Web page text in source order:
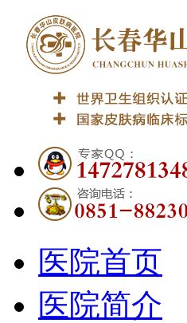
医院首页
医院简介